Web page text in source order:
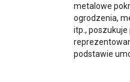
metalowe
ogrodzenia,
itp.,
podstawie